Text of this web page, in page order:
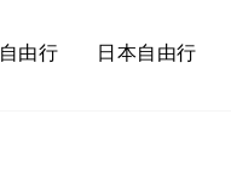
由行 日本自由行